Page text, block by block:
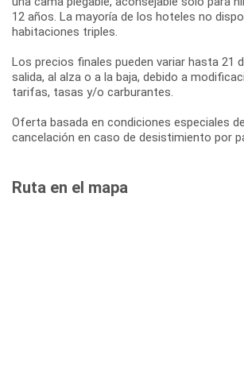
12 años. La mayoría de los hoteles no
habitaciones triples.
Los precios finales pueden variar hasta 21
salida, al alza o a la baja, debido a
tarifas, tasas y/o carburantes.
Oferta basada en condiciones especiales
cancelación en caso de desistimiento por
Ruta en el mapa